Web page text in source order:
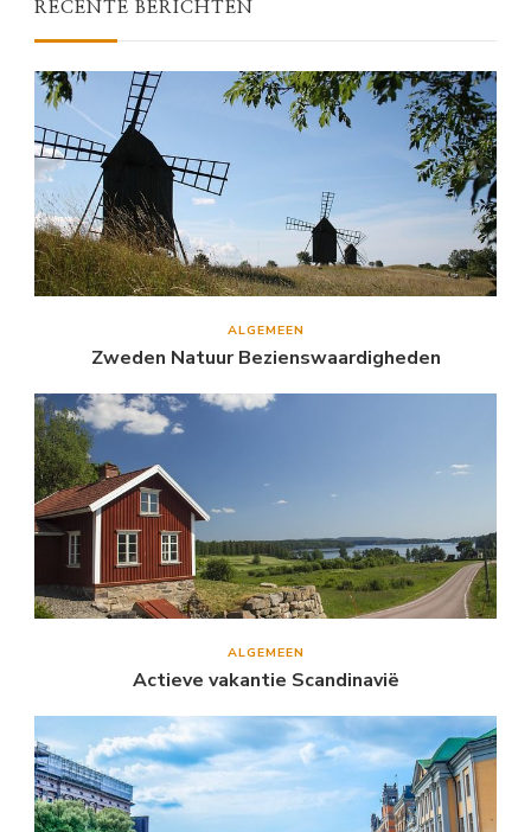
RECENTE BERICHTEN
ALGEMEEN
Zweden Natuur Bezienswaardigheden
ALGEMEEN
Actieve vakantie Scandinavië